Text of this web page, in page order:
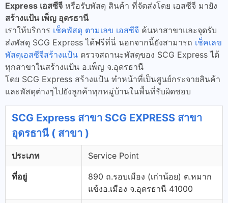
Express เอสซีจี หรือรับพัสดุ สินค้า ที่จัดส่งโดย เอสซีจี มายัง
สร้างแป้น เพ็ญ อุดรธานี
เราให้บริการ เช็คพัสดุ ตามเลข เอสซีจี ค้นหาสาขาและจุดรับ
ส่งพัสดุ SCG Express ได้ฟรีที่นี่ นอกจากนี้ยังสามารถ เช็คเลข
พัสดุเอสซีจีสร้างแป้น ตรวจสถานะพัสดุของ SCG Express ได้
ทุกสาขาในสร้างแป้น อ.เพ็ญ จ.อุดรธานี
โดย SCG Express สร้างแป้น ทำหน้าที่เป็นศูนย์กระจายสินค้า
และพัสดุต่างๆไปยังลูกค้าทุกหมู่บ้านในพื้นที่รับผิดชอบ
SCG Express สาขา SCG EXPRESS สาขา
อุดรธานี ( สาขา )
ประเภท Service Point
ที่อยู่
890 ถ.รอบเมือง (เก่าน้อย) ต.หมาก
แข้งอ.เมือง จ.อุดรธานี 41000